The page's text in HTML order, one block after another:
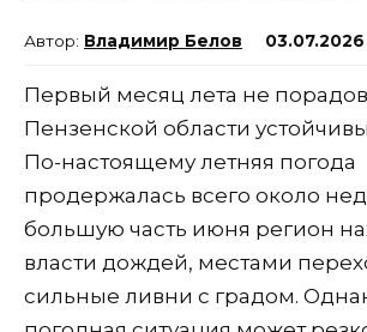
Владимир Белов
Первый месяц лета не
Пензенской области
По-настоящему летняя погода
продержалась всего около
большую часть июня регион
власти дождей, местами
сильные ливни с градом.